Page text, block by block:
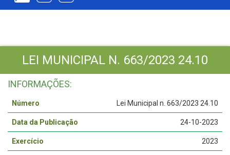
LEI MUNICIPAL N. 663/2023 24.10
INFORMAÇÕES:
Número Lei Municipal n. 663/2023 24.10
Data da Publicação 24-10-2023
Exercício 2023